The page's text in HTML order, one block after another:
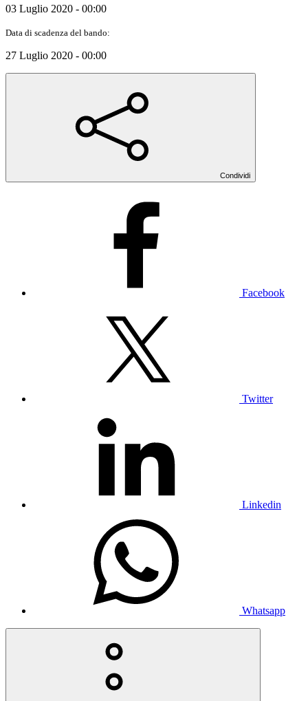
03 Luglio 2020 - 00:00
Data di scadenza del bando:
27 Luglio 2020 - 00:00
Condividi
Facebook
Twitter
Linkedin
Whatsapp